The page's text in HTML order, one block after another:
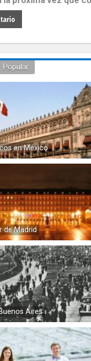
Popular
en México
de Madrid
Aires